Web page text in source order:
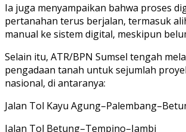
Ia juga menyampaikan bahwa proses
pertanahan terus berjalan, termasuk
manual ke sistem digital, meskipun
Selain itu, ATR/BPN Sumsel tengah
pengadaan tanah untuk sejumlah
nasional, di antaranya:
Jalan Tol Kayu
Jalan Tol Betung–Tempino–Jambi